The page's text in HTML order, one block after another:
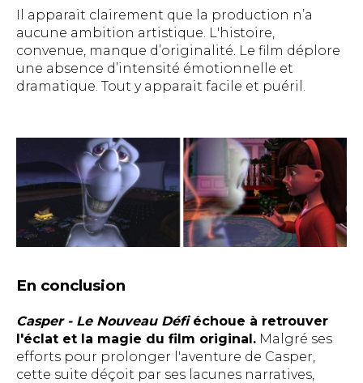
Il apparait clairement que la production n’a
aucune ambition artistique. L'histoire,
convenue, manque d’originalité. Le film déplore
une absence d’intensité émotionnelle et
dramatique. Tout y apparait facile et puéril.
En conclusion
Casper - Le Nouveau Défiéchoue à retrouver
l'éclat et la magie du film original. Malgré ses
efforts pour prolonger l'aventure de Casper,
cette suite déçoit par ses lacunes narratives,